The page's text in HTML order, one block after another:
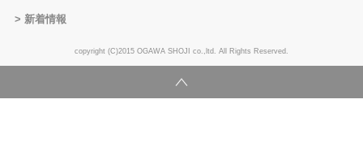
新着情報
copyright (C)2015 OGAWA SHOJI co.,ltd. All Rights Reserved.